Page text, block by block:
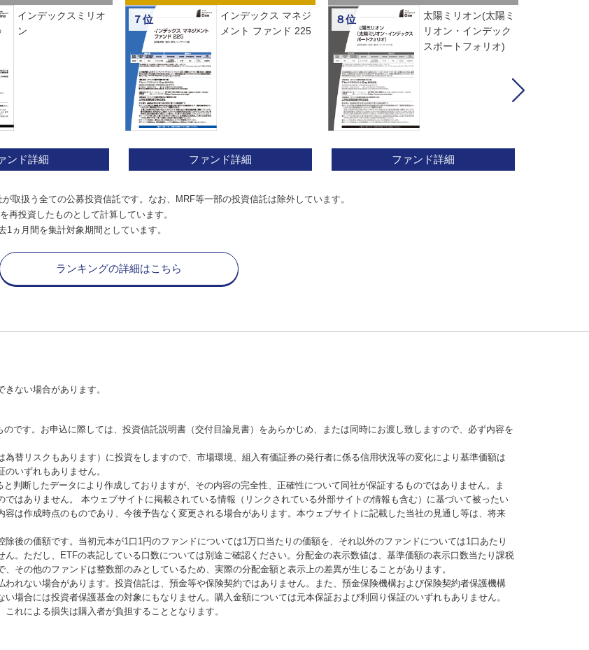
インデックスミリオ
ン
ンド詳細
７位
インデックス マネジ
メント ファンド 225
ファンド詳細
８位
太陽ミリオン(太陽ミ
リオン・インデック
スポートフォリオ)
ファンド詳細
扱う全ての公募投資信託です。なお、MRF等一部の投資信託は除外しています。
投資したものとして計算しています。
ヵ月間を集計対象期間としています。
ランキングの詳細はこちら
ない場合があります。
です。お申込に際しては、投資信託説明書（交付目論見書）をあらかじめ、または同時にお渡し致しますので、必ず内容を
替リスクもあります）に投資をしますので、市場環境、組入有価証券の発行者に係る信用状況等の変化により基準価額は
いずれもありません。
判断したデータにより作成しておりますが、その内容の完全性、正確性について同社が保証するものではありません。ま
はありません。 本ウェブサイトに掲載されている情報（リンクされている外部サイトの情報も含む）に基づいて被ったい
は作成時点のものであり、今後予告なく変更される場合があります。本ウェブサイトに記載した当社の見通し等は、将来
後の価額です。当初元本が1口1円のファンドについては1万口当たりの価額を、それ以外のファンドについては1口あたり
。ただし、ETFの表記している口数については別途ご確認ください。分配金の表示数値は、基準価額の表示口数当たり課税
その他のファンドは整数部のみとしているため、実際の分配金額と表示上の差異が生じることがあります。
れない場合があります。投資信託は、預金等や保険契約ではありません。また、預金保険機構および保険契約者保護機構
場合には投資者保護基金の対象にもなりません。購入金額については元本保証および利回り保証のいずれもありません。
れによる損失は購入者が負担することとなります。